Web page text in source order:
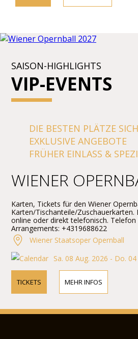
SAISON-HIGHLIGHTS
VIP-EVENTS
DIE BESTEN PLÄTZE
EXKLUSIVE ANGEBOTE
FRÜHER EINLASS &
WIENER
Karten, Tickets für den Wiener
Karten/Tischanteile/Zuschauerkarten.
online oder direkt telefonisch.
Arrangements: +4319688622
Wiener Staatsoper Opernball
Sa. 08 Aug. 2026 - Do.
TICKETS MEHR INFOS